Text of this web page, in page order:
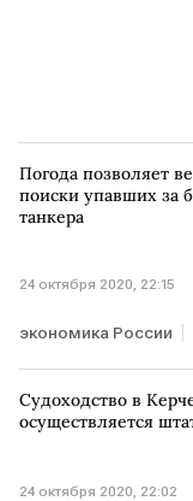
Погода позволяет
поиски упавших за
танкера
24 октября 2020, 22:15
экономика России
Энергетика
Судоходство в
осуществляется
24 октября 2020, 22:02